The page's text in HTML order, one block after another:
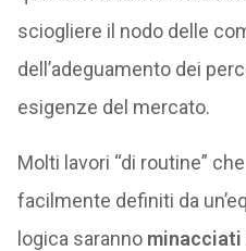
sciogliere il nodo delle
dell’adeguamento dei
esigenze del mercato.
Molti lavori “di routine”
facilmente definiti da
logica saranno